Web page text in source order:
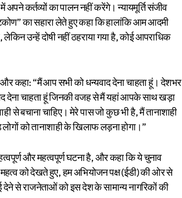
कर्तव्यों का पालन नहीं करेंगे। न्यायमूर्ति संजीव
का सहारा लेते हुए कहा कि हालांकि आम आदमी
उन्हें दोषी नहीं ठहराया गया है, कोई आपराधिक
कहा: “मैं आप सभी को धन्यवाद देना चाहता हूं। देशभर
देना चाहता हूं जिनकी वजह से मैं यहां आपके साथ खड़ा
से बचाना चाहिए। मेरे पास जो कुछ भी है, मैं तानाशाही
को तानाशाही के खिलाफ लड़ना होगा।”
को देखते हुए, हम अभियोजन पक्ष (ईडी) की ओर से
से राजनेताओं को इस देश के सामान्य नागरिकों की